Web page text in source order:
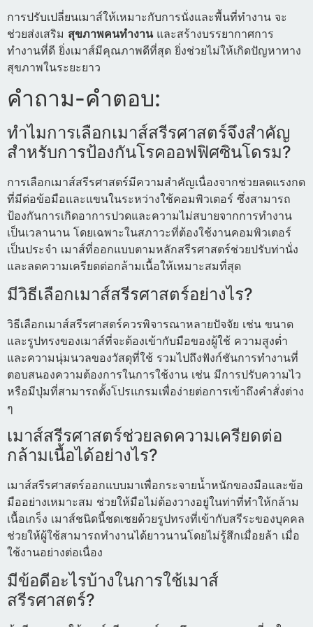
การปรับเปลี่ยนเมาส์ให้เหมาะกับการนั่งและพื้นที่ทำงาน จะ
ช่วยส่งเสริม สุขภาพคนทำงานและสร้างบรรยากาศการ
ทำงานที่ดี ยิ่งเมาส์มีคุณภาพดีที่สุด ยิ่งช่วยไม่ให้เกิดปัญหาทาง
สุขภาพในระยะยาว
คำถาม-คำตอบ:
ทำไมการเลือกเมาส์สรีรศาสตร์จึงสำคัญ
สำหรับการป้องกันโรคออฟฟิศซินโดรม?
การเลือกเมาส์สรีรศาสตร์มีความสำคัญเนื่องจากช่วยลดแรงกด
ที่มีต่อข้อมือและแขนในระหว่างใช้คอมพิวเตอร์ ซึ่งสามารถ
ป้องกันการเกิดอาการปวดและความไม่สบายจากการทำงาน
เป็นเวลานาน โดยเฉพาะในสภาวะที่ต้องใช้งานคอมพิวเตอร์
เป็นประจำ เมาส์ที่ออกแบบตามหลักสรีรศาสตร์ช่วยปรับท่านั่ง
และลดความเครียดต่อกล้ามเนื้อให้เหมาะสมที่สุด
มีวิธีเลือกเมาส์สรีรศาสตร์อย่างไร?
วิธีเลือกเมาส์สรีรศาสตร์ควรพิจารณาหลายปัจจัย เช่น ขนาด
และรูปทรงของเมาส์ที่จะต้องเข้ากับมือของผู้ใช้ ความสูงต่ำ
และความนุ่มนวลของวัสดุที่ใช้ รวมไปถึงฟังก์ชันการทำงานที่
ตอบสนองความต้องการในการใช้งาน เช่น มีการปรับความไว
หรือมีปุ่มที่สามารถตั้งโปรแกรมเพื่อง่ายต่อการเข้าถึงคำสั่งต่าง
ๆ
เมาส์สรีรศาสตร์ช่วยลดความเครียดต่อ
กล้ามเนื้อได้อย่างไร?
เมาส์สรีรศาสตร์ออกแบบมาเพื่อกระจายน้ำหนักของมือและข้อ
มืออย่างเหมาะสม ช่วยให้มือไม่ต้องวางอยู่ในท่าที่ทำให้กล้าม
เนื้อเกร็ง เมาส์ชนิดนี้ชดเชยด้วยรูปทรงที่เข้ากับสรีระของบุคคล
ช่วยให้ผู้ใช้สามารถทำงานได้ยาวนานโดยไม่รู้สึกเมื่อยล้า เมื่อ
ใช้งานอย่างต่อเนื่อง
มีข้อดีอะไรบ้างในการใช้เมาส์
สรีรศาสตร์?